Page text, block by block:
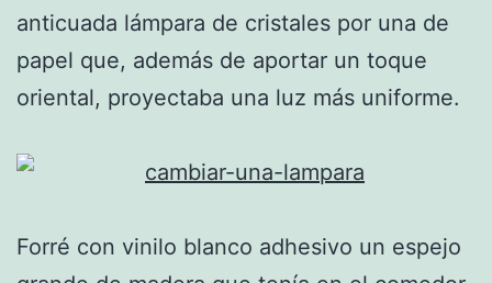
anticuada lámpara de cristales por una de
papel que, además de aportar un toque
oriental, proyectaba una luz más uniforme.
Forré con vinilo blanco adhesivo un espejo